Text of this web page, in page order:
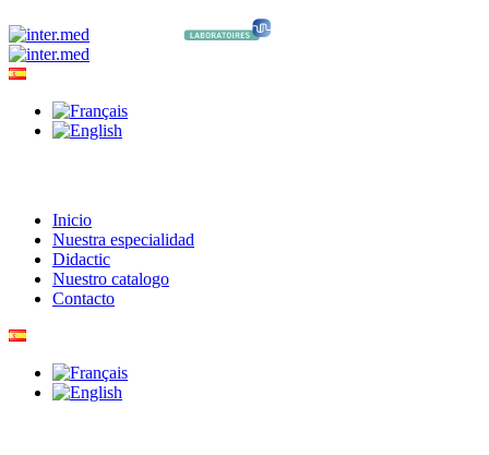
Inicio
Nuestra especialidad
Didactic
Nuestro catalogo
Contacto